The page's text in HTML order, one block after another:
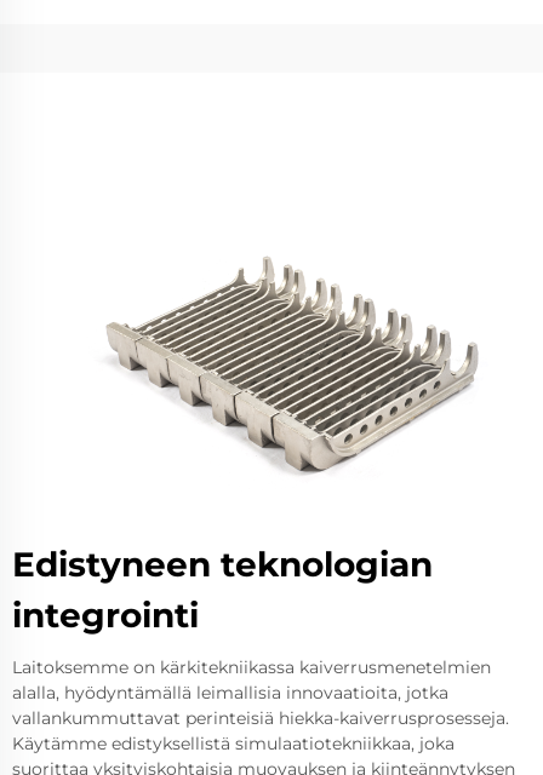
Edistyneen teknologian
integrointi
Laitoksemme on kärkitekniikassa kaiverrusmenetelmien
alalla, hyödyntämällä leimallisia innovaatioita, jotka
vallankummuttavat perinteisiä hiekka-kaiverrusprosesseja.
Käytämme edistyksellistä simulaatiotekniikkaa, joka
suorittaa yksityiskohtaisia muovauksen ja kiinteännytyksen